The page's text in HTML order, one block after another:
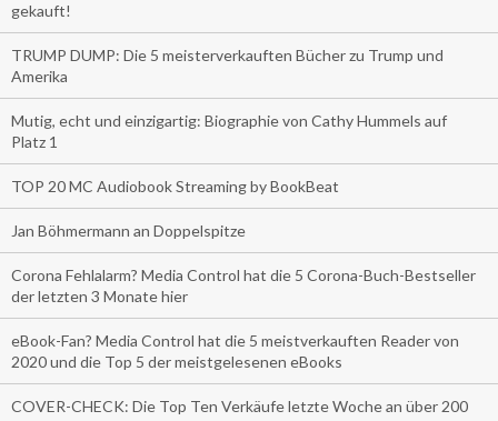
gekauft!
TRUMP DUMP: Die 5 meisterverkauften Bücher zu Trump und
Amerika
Mutig, echt und einzigartig: Biographie von Cathy Hummels auf
Platz 1
TOP 20 MC Audiobook Streaming by BookBeat
Jan Böhmermann an Doppelspitze
Corona Fehlalarm? Media Control hat die 5 Corona-Buch-Bestseller
der letzten 3 Monate hier
eBook-Fan? Media Control hat die 5 meistverkauften Reader von
2020 und die Top 5 der meistgelesenen eBooks
COVER-CHECK: Die Top Ten Verkäufe letzte Woche an über 200